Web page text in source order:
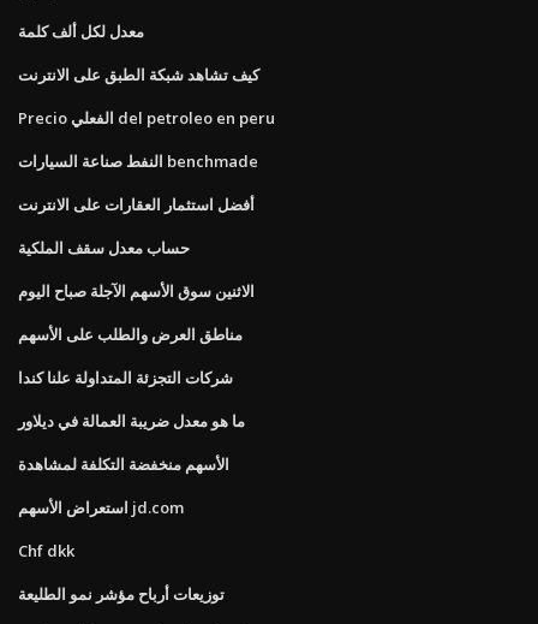
معدل لكل ألف كلمة
كيف تشاهد شبكة الطبق على الانترنت
Precio الفعلي del petroleo en peru
النفط صناعة السيارات benchmade
أفضل استثمار العقارات على الانترنت
حساب معدل سقف الملكية
الاثنين سوق الأسهم الآجلة صباح اليوم
مناطق العرض والطلب على الأسهم
شركات التجزئة المتداولة علنا ​​كندا
ما هو معدل ضريبة العمالة في ديلاور
الأسهم منخفضة التكلفة لمشاهدة
استعراض الأسهم jd.com
Chf dkk
توزيعات أرباح مؤشر نمو الطليعة